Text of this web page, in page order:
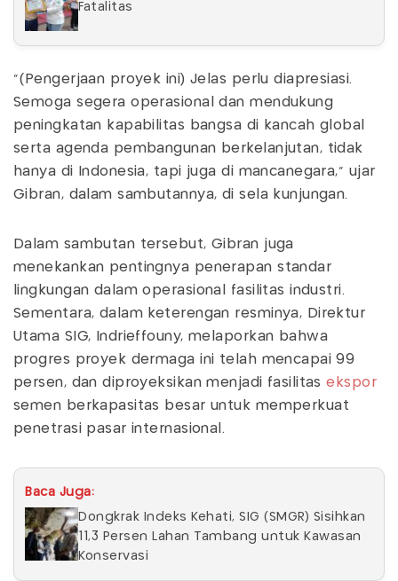
Fatalitas
"(Pengerjaan proyek ini) Jelas perlu diapresiasi.
Semoga segera operasional dan mendukung
peningkatan kapabilitas bangsa di kancah global
serta agenda pembangunan berkelanjutan, tidak
hanya di Indonesia, tapi juga di mancanegara," ujar
Gibran, dalam sambutannya, di sela kunjungan.
Dalam sambutan tersebut, Gibran juga
menekankan pentingnya penerapan standar
lingkungan dalam operasional fasilitas industri.
Sementara, dalam keterengan resminya, Direktur
Utama SIG, Indrieffouny, melaporkan bahwa
progres proyek dermaga ini telah mencapai 99
persen, dan diproyeksikan menjadi fasilitasekspor
semen berkapasitas besar untuk memperkuat
penetrasi pasar internasional.
Baca Juga:
Dongkrak Indeks Kehati, SIG (SMGR) Sisihkan
11,3 Persen Lahan Tambang untuk Kawasan
Konservasi